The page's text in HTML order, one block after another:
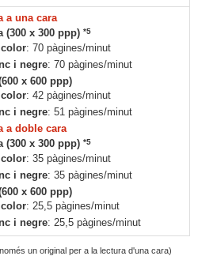
a una cara
(300 x 300 ppp) *5
: 70 pàgines/minut
i negre: 70 pàgines/minut
x 600 ppp)
: 42 pàgines/minut
i negre: 51 pàgines/minut
a doble cara
(300 x 300 ppp) *5
: 35 pàgines/minut
i negre: 35 pàgines/minut
x 600 ppp)
: 25,5 pàgines/minut
i negre: 25,5 pàgines/minut
un original per a la lectura d'una cara)